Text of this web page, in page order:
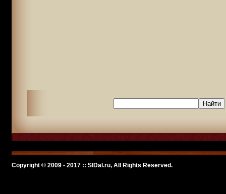
Copyright © 2009 - 2017 :: SlDal.ru, All Rights Reserved.